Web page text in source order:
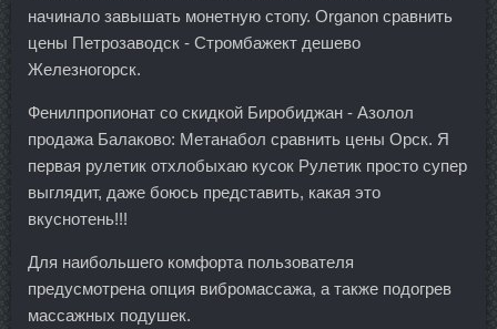
начинало завышать монетную стопу. Organon сравнить
цены Петрозаводск - Стромбажект дешево
Железногорск.
Фенилпропионат со скидкой Биробиджан - Азолол
продажа Балаково: Метанабол сравнить цены Орск. Я
первая рулетик отхлобыхаю кусок Рулетик просто супер
выглядит, даже боюсь представить, какая это
вкуснотень!!!
Для наибольшего комфорта пользователя
предусмотрена опция вибромассажа, а также подогрев
массажных подушек.